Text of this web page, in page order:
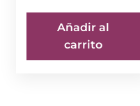
Añadir al
carrito